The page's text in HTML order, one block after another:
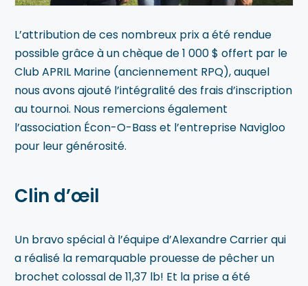
L’attribution de ces nombreux prix a été rendue
possible grâce à un chèque de 1 000 $ offert par le
Club APRIL Marine (anciennement RPQ), auquel
nous avons ajouté l’intégralité des frais d’inscription
au tournoi. Nous remercions également
l’association Écon-O-Bass et l’entreprise Navigloo
pour leur générosité.
Clin d’œil
Un bravo spécial à l’équipe d’Alexandre Carrier qui
a réalisé la remarquable prouesse de pêcher un
brochet colossal de 11,37 lb! Et la prise a été